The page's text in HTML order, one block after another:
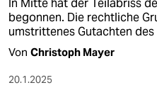
In Mitte hat der Teilabriss
begonnen. Die rechtliche
umstrittenes Gutachten
Von Christoph Mayer
20.1.2025